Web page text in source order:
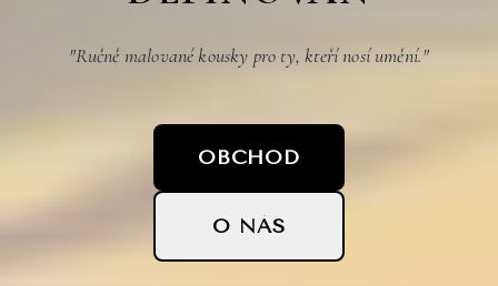
"Ručně malované kousky pro ty, kteří nosí umění."
OBCHOD
O NÁS